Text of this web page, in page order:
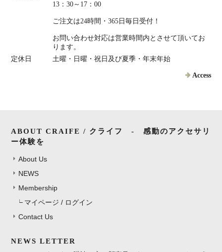
13：30～17：00
ご注文は24時間・365日毎日受付！
お問い合わせ対応は営業時間内とさせて頂いてお
ります。
定休日
土曜・日曜・祝日及び夏季・年末年始
Access
ABOUT CRAIFE / クライフ - 感動のアクセサリ
ー体験を
About Us
NEWS
Membership
マイページ / ログイン
Contact Us
NEWS LETTER